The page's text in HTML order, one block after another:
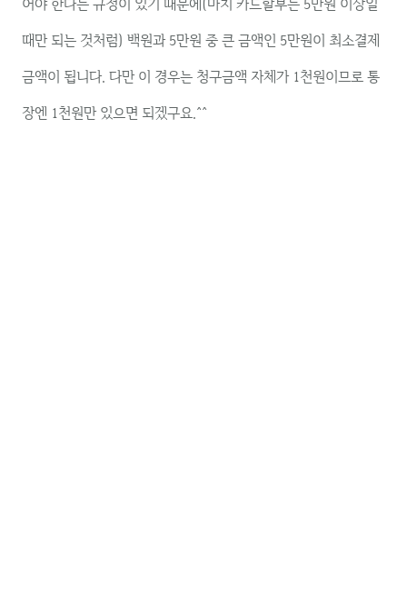
어야 한다는 규정이 있기 때문에(마치 카드할부는 5만원 이상일
때만 되는 것처럼) 백원과 5만원 중 큰 금액인 5만원이 최소결제
금액이 됩니다. 다만 이 경우는 청구금액 자체가 1천원이므로 통
장엔 1천원만 있으면 되겠구요.^^